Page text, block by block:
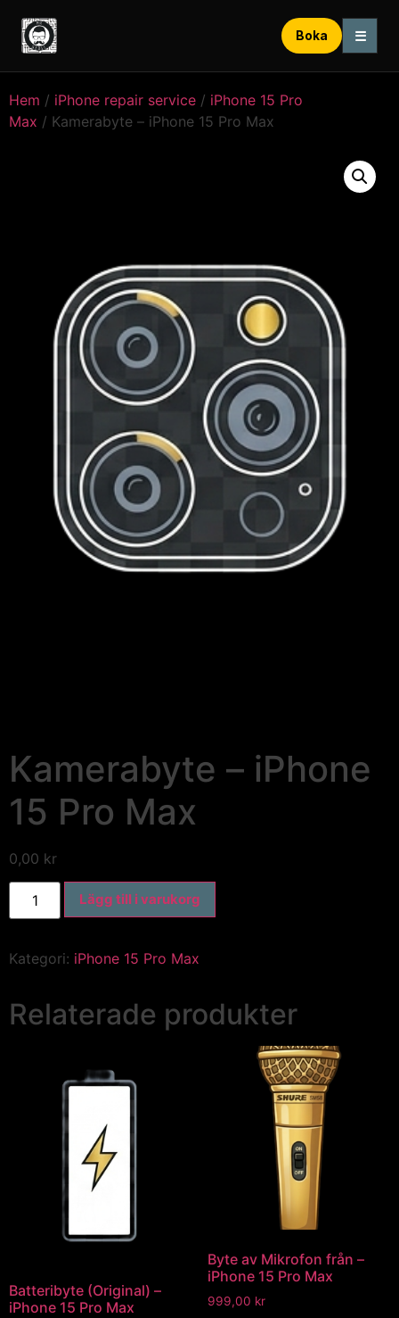
Boka ☰
Hem / iPhone repair service / iPhone 15 Pro
Max / Kamerabyte – iPhone 15 Pro Max
Kamerabyte – iPhone
15 Pro Max
0,00 kr
Lägg till i varukorg
Kategori: iPhone 15 Pro Max
Relaterade produkter
Batteribyte (Original) –
iPhone 15 Pro Max
Byte av Mikrofon från –
iPhone 15 Pro Max
999,00 kr